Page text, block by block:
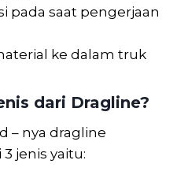
pada saat pengerjaan
ke dalam truk
dari Dragline?
– nya dragline
jenis yaitu: